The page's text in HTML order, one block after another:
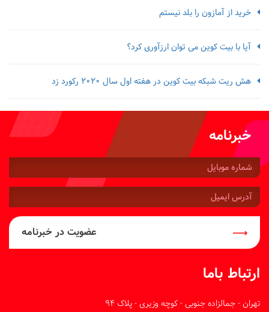
خرید از آمازون را بلد نیستم
آیا با بیت کوین می توان ارزآوری کرد؟
هش ریت شبکه بیت کوین در هفته اول سال 2020 رکورد زد
خبرنامه
شماره
موبایل:
آدرس
ایمیل:
عضویت در خبرنامه
ارتباط باما
تهران - جمالزاده جنوبی - کوچه وزیری - پلاک 94